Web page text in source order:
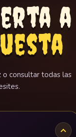
a
o consultar todas las